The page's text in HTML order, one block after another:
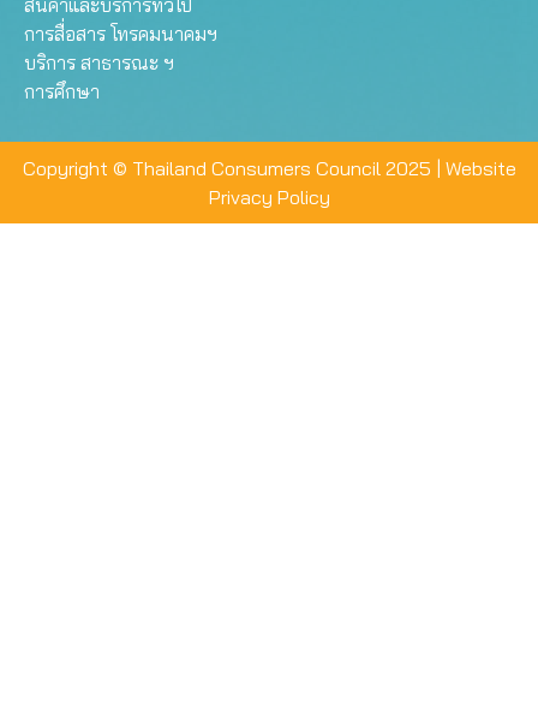
การสื่อสาร โทรคมนาคมฯ
บริการ สาธารณะ ฯ
การศึกษา
Copyright © Thailand Consumers Council 2025 | Website
Privacy Policy